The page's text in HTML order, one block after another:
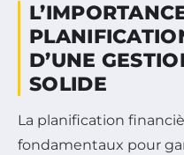
D’UNE
SOLIDE
La planification
fondamentaux pour